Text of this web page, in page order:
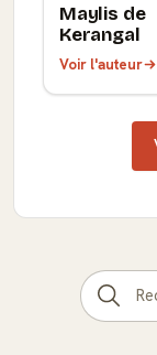
Maylis de
Kerangal
Voir l'auteur